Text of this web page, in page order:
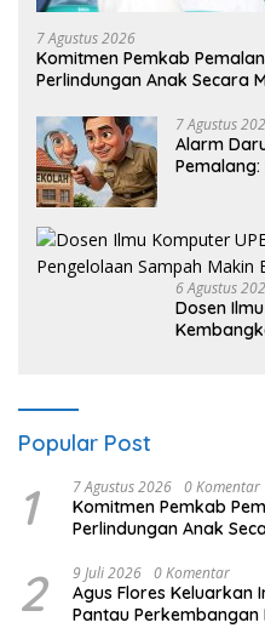
7 Agustus 2026
Komitmen Pemkab
Perlindungan Anak Secara
7 Agustus
Alarm
6 Agustus
Dosen
Popular Post
1 7 Agustus 2026 0 Komentar
Komitmen Pemkab
Perlindungan Anak
2 9 Juli 2026 0 Komentar
Agus Flores Keluarkan
Pantau Perkembangan